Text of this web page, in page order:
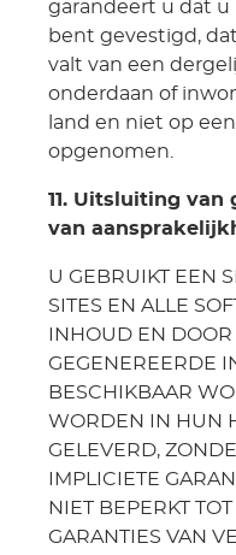
garandeert u dat u
bent gevestigd,
valt van een
onderdaan of
land en niet op
opgenomen.
11. Uitsluiting van
van
U GEBRUIKT EEN
SITES EN ALLE
INHOUD EN
GEGENEREERDE
BESCHIKBAAR
WORDEN IN HUN
GELEVERD,
IMPLICIETE
NIET BEPERKT
GARANTIES VAN